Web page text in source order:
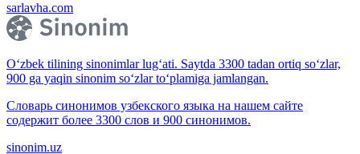
sarlavha.com
O‘zbek tilining sinonimlar lug‘ati. Saytda 3300 tadan ortiq so‘zlar,
900 ga yaqin sinonim so‘zlar to‘plamiga jamlangan.
Словарь синонимов узбекского языка на нашем сайте
содержит более 3300 слов и 900 синонимов.
sinonim.uz